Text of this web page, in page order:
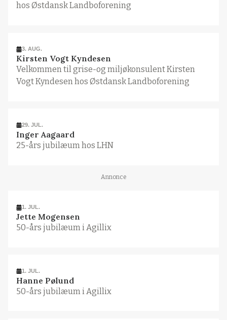
hos Østdansk Landboforening
3. AUG.
Kirsten Vogt Kyndesen
Velkommen til grise-og miljøkonsulent Kirsten
Vogt Kyndesen hos Østdansk Landboforening
29. JUL.
Inger Aagaard
25-års jubilæum hos LHN
Annonce
1. JUL.
Jette Mogensen
50-års jubilæum i Agillix
1. JUL.
Hanne Pølund
50-års jubilæum i Agillix